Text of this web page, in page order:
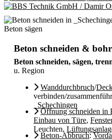
Beton schneiden &
Beton schneiden, sägen,
u. Region
Wanddurchbruch/
verbinden/
_Schechingen
Öffnung schneiden in
Einbau von Türe, Fenster
Leuchten,
Beton-Abbruch: